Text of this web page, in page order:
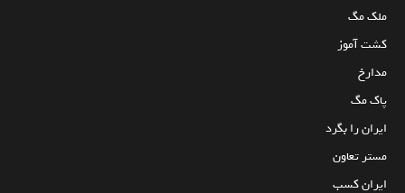
ملک مگ
کشت آموز
مدارخ
پاک مگ
ایران را بگرد
مستر تعاون
ایران کسب